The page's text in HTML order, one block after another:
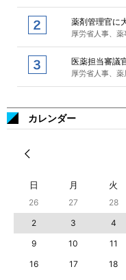
薬剤管理官に
厚労省人事、
医薬担当審議
厚労省人事、
カレンダー
日 月 火
26 27 28
2
3 4
9
10 11
16
17 18